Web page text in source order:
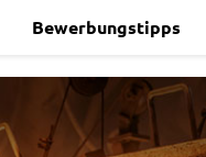
Bewerbungstipps